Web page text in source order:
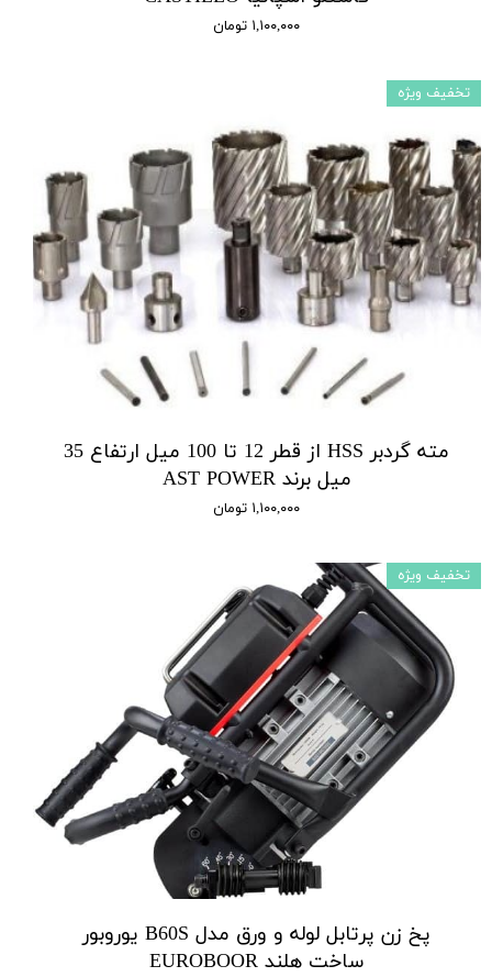
۱,۱۰۰,۰۰۰ تومان
مته گردبر HSS از قطر 12 تا 100 میل ارتفاع 35
میل برند AST POWER
۱,۱۰۰,۰۰۰ تومان
تخفیف ویژه
پخ زن پرتابل لوله و ورق مدل B60S یوروبور
ساخت هلند EUROBOOR
تخفیف ویژه